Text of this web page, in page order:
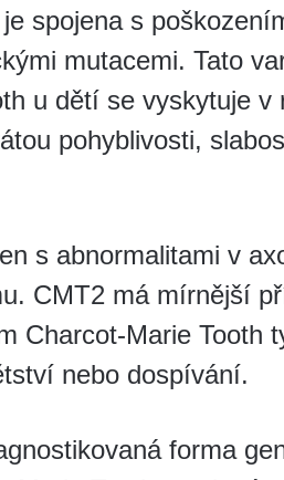
spojena s
mutacemi. Tato
u dětí se vyskytuje v
pohyblivosti,
s abnormalitami v
CMT2 má mírnější
Charcot-Marie Tooth
nebo dospívání.
forma